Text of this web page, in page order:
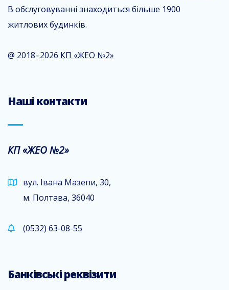
В обслуговуванні знаходиться більше 1900
житлових будинків.
@ 2018–2026 КП «ЖЕО №2»
Наші контакти
КП «ЖЕО №2»
вул. Івана Мазепи, 30,
м. Полтава, 36040
(0532) 63-08-55
Банківські реквізити